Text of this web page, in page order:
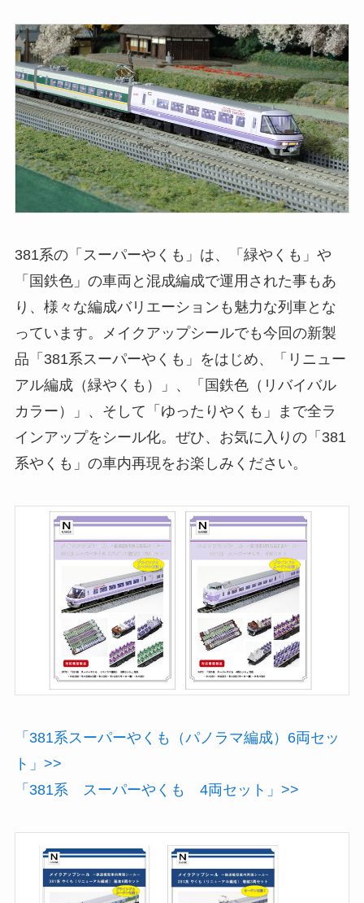
381系の「スーパーやくも」は、「緑やくも」や
「国鉄色」の車両と混成編成で運用された事もあ
り、様々な編成バリエーションも魅力な列車とな
っています。メイクアップシールでも今回の新製
品「381系スーパーやくも」をはじめ、「リニュー
アル編成（緑やくも）」、「国鉄色（リバイバル
カラー）」、そして「ゆったりやくも」まで全ラ
インアップをシール化。ぜひ、お気に入りの「381
系やくも」の車内再現をお楽しみください。
「381系スーパーやくも（パノラマ編成）6両セッ
ト」>>
「381系 スーパーやくも 4両セット」>>